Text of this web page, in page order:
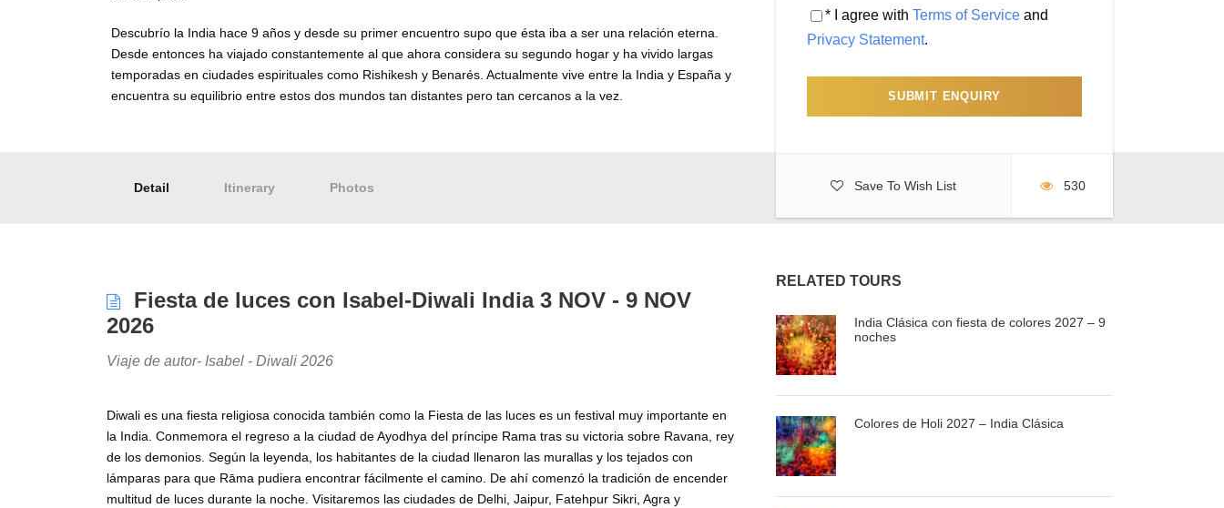
* I agree with Terms of Service and
Privacy Statement.
Save To Wish List 530
RELATED TOURS
India Clásica con fiesta de colores 2027 – 9
noches
Colores de Holi 2027 – India Clásica
Descubrío la India hace 9 años y desde su primer encuentro supo que ésta iba a ser una relación eterna.
Desde entonces ha viajado constantemente al que ahora considera su segundo hogar y ha vivido largas
temporadas en ciudades espirituales como Rishikesh y Benarés. Actualmente vive entre la India y España y
encuentra su equilibrio entre estos dos mundos tan distantes pero tan cercanos a la vez.
Detail Itinerary Photos
Fiesta de luces con Isabel-Diwali India 3 NOV - 9 NOV
2026
Viaje de autor- Isabel - Diwali 2026
Diwali es una fiesta religiosa conocida también como la Fiesta de las luces es un festival muy importante en
la India. Conmemora el regreso a la ciudad de Ayodhya del príncipe Rama tras su victoria sobre Ravana, rey
de los demonios. Según la leyenda, los habitantes de la ciudad llenaron las murallas y los tejados con
lámparas para que Rāma pudiera encontrar fácilmente el camino. De ahí comenzó la tradición de encender
multitud de luces durante la noche. Visitaremos las ciudades de Delhi, Jaipur, Fatehpur Sikri, Agra y